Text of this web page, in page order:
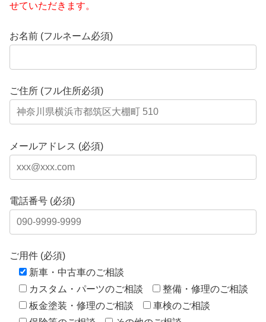
せていただきます。
お名前 (フルネーム必須)
ご住所 (フル住所必須)
メールアドレス (必須)
電話番号 (必須)
ご用件 (必須)
新車・中古車のご相談
カスタム・パーツのご相談
整備・修理のご相談
板金塗装・修理のご相談
車検のご相談